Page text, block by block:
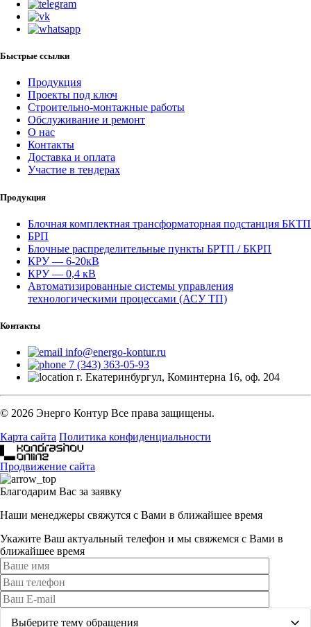
Быстрые ссылки
Продукция
Проекты под ключ
Строительно-монтажные работы
Обслуживание и ремонт
О нас
Контакты
Доставка и оплата
Участие в тендерах
Продукция
Блочная комплектная трансформаторная подстанция БКТП
БРП
Блочные распределительные пункты БРТП / БКРП
КРУ — 6-20кВ
КРУ — 0,4 кВ
Автоматизированные системы управления
технологическими процессами (АСУ ТП)
Контакты
info@energo-kontur.ru
7 (343) 363-05-93
г. Екатеринбургул, Коминтерна 16, оф. 204
© 2026 Энерго Контур Все права защищены.
Карта сайта Политика конфиденциальности
Продвижение сайта
Благодарим Вас за заявку
Наши менеджеры свяжутся с Вами в ближайшее время
Укажите Ваш актуальный телефон и мы свяжемся с Вами в
ближайшее время